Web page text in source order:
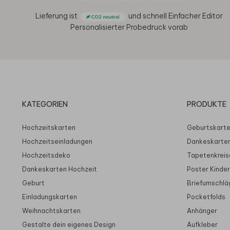
Lieferung ist und schnell Einfacher Editor
Personalisierter Probedruck vorab
KATEGORIEN
Hochzeitskarten
Hochzeitseinladungen
Hochzeitsdeko
Dankeskarten Hochzeit
Geburt
Einladungskarten
Weihnachtskarten
Gestalte dein eigenes Design
PRODUKTE
Poster
Pocketfolds
Anhänger
Aufkleber